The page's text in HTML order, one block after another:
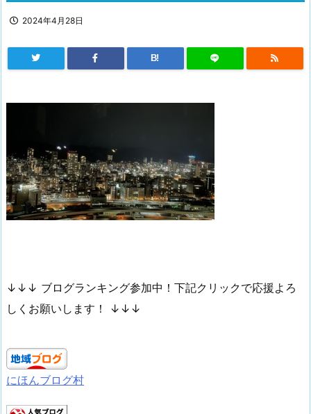
2024年4月28日
B!
↓↓↓ ブログランキング参加中！下記クリックで応援よろ
しくお願いします！ ↓↓↓
にほんブログ村